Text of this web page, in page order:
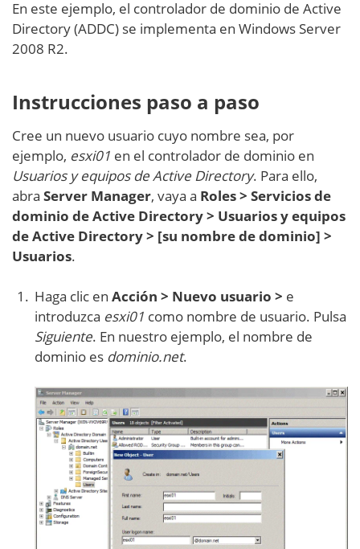
En este ejemplo, el controlador de dominio de Active
Directory (ADDC) se implementa en Windows Server
2008 R2.
Instrucciones paso a paso
Cree un nuevo usuario cuyo nombre sea, por
ejemplo, esxi01 en el controlador de dominio en
Usuarios y equipos de Active Directory. Para ello,
abra Server Manager, vaya a Roles > Servicios de
dominio de Active Directory > Usuarios y equipos
de Active Directory > [su nombre de dominio] >
Usuarios.
Haga clic en Acción > Nuevo usuario > e
introduzca esxi01 como nombre de usuario. Pulsa
Siguiente. En nuestro ejemplo, el nombre de
dominio es dominio.net.